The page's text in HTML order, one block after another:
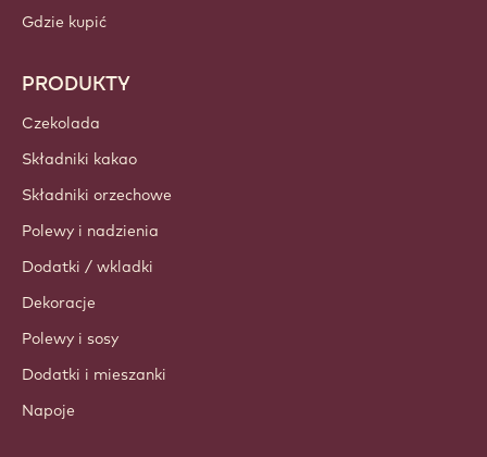
Gdzie kupić
PRODUKTY
Czekolada
Składniki kakao
Składniki orzechowe
Polewy i nadzienia
Dodatki / wkladki
Dekoracje
Polewy i sosy
Dodatki i mieszanki
Napoje